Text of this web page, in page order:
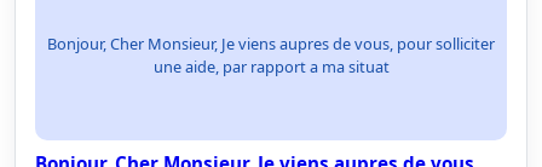
Bonjour, Cher Monsieur, Je viens aupres de vous, pour solliciter
une aide, par rapport a ma situat